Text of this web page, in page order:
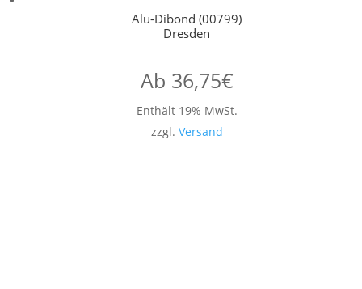
Alu-Dibond (00799)
Dresden
Ab 36,75€
Enthält 19% MwSt.
zzgl. Versand